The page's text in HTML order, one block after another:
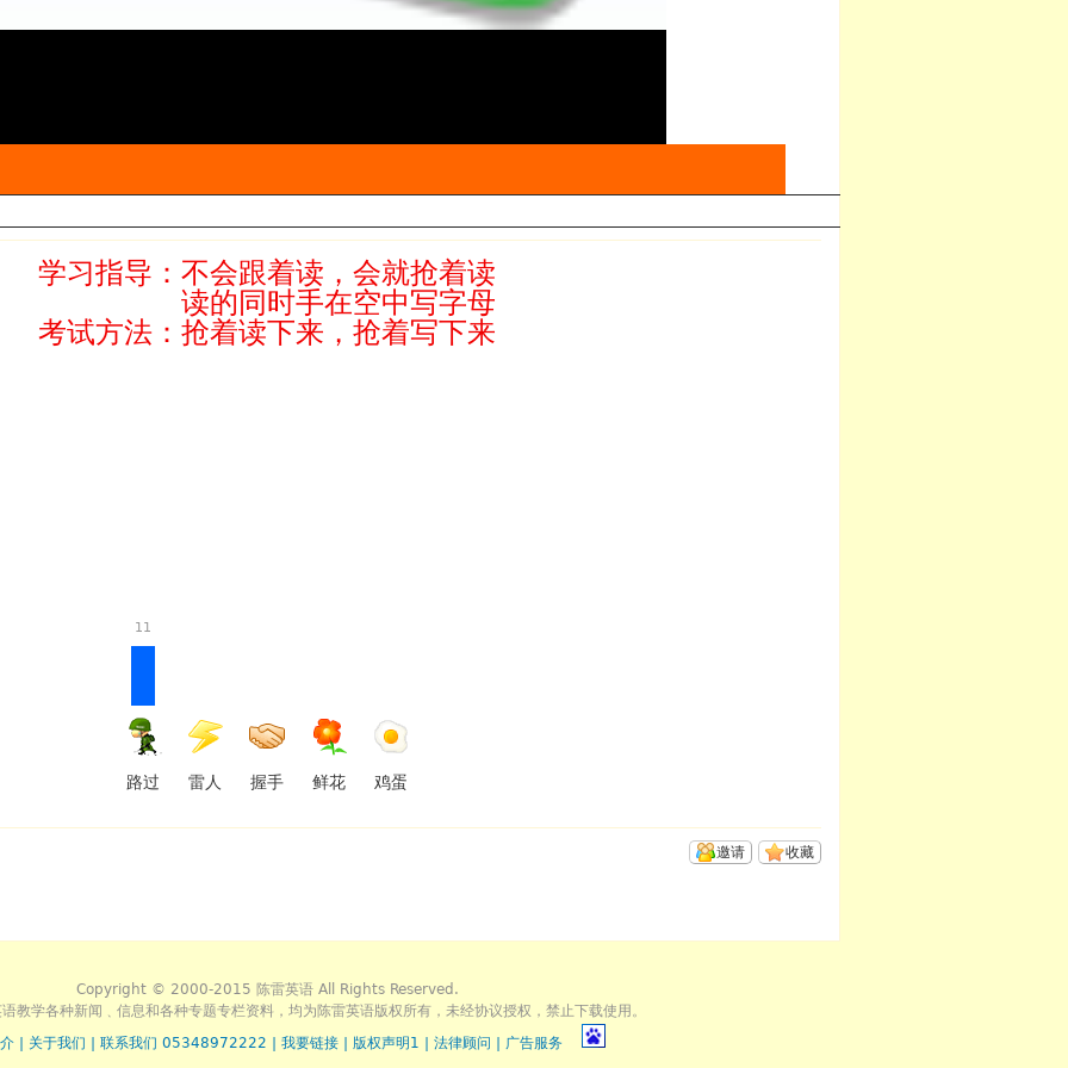
学习指导： 不会跟着读，会就抢着读
读的同时手在空中写字母
考试方法：抢着读下来，抢着写下来
11
路过 雷人 握手 鲜花 鸡蛋
收藏
邀请
Copyright © 2000-2015 陈雷英语 All Rights Reserved.
教学各种新闻﹑信息和各种专题专栏资料，均为陈雷英语版权所有，未经协议授权，禁止下载使用。
关于我们 联系我们 05348972222 我要链接 版权声明1 法律顾问 广告服务